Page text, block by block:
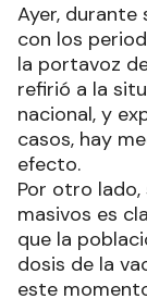
Ayer, durante
con los
la portavoz
refirió a la
nacional, y
casos, hay
efecto.
Por otro
masivos es
que la
dosis de la
este